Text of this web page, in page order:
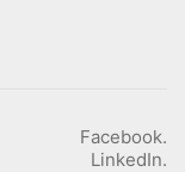
Facebook.
LinkedIn.